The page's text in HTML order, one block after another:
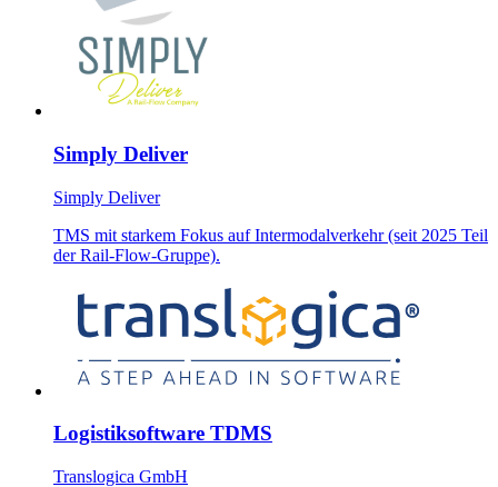
Simply Deliver
Simply Deliver
TMS mit starkem Fokus auf Intermodalverkehr (seit 2025 Teil
der Rail-Flow-Gruppe).
Logistiksoftware TDMS
Translogica GmbH